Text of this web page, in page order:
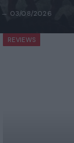
03/08/2026
REVIEWS